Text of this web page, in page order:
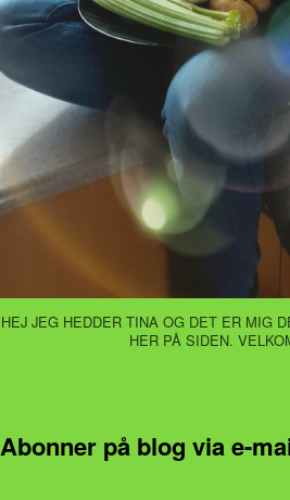
HEJ JEG HEDDER TINA OG DET ER MIG
HER PÅ SIDEN.
Abonner på blog via e-